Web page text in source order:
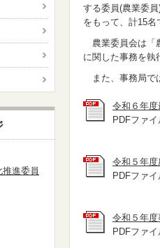
する委員(農業委
をもって、計15名
農業委員会は「
に関した事務を執
また、事務局で
令和６年
PDFファイ
令和５年
PDFファイ
令和５年
PDFファイ
進委員